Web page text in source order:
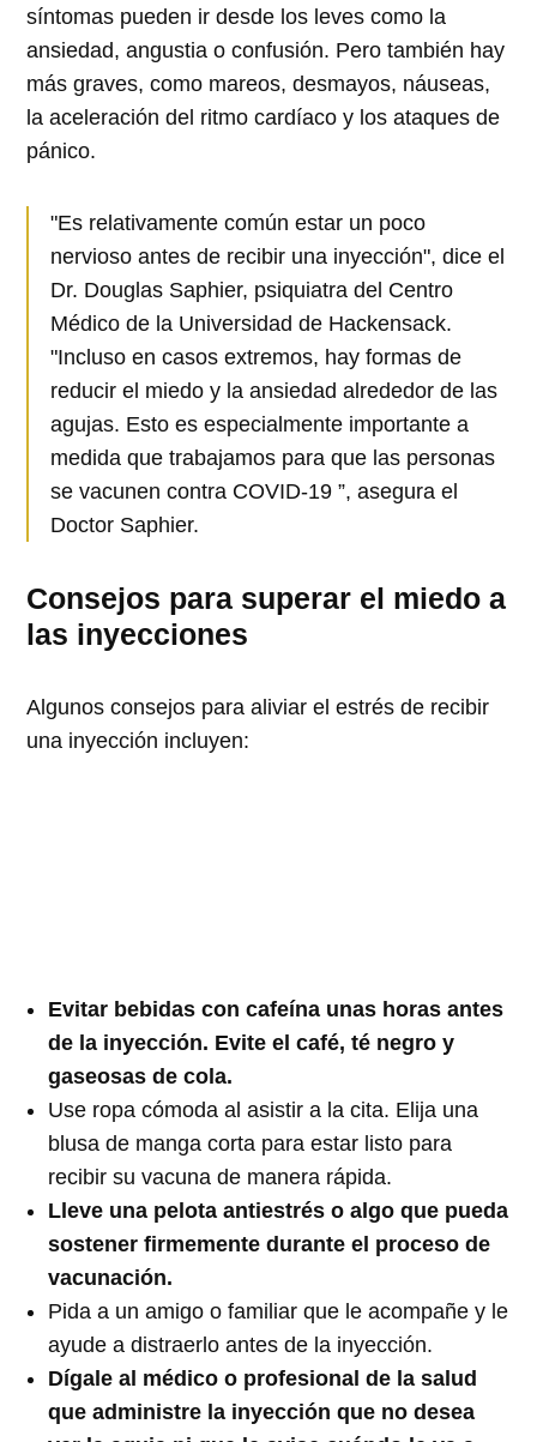
síntomas pueden ir desde los leves como la
ansiedad, angustia o confusión. Pero también hay
más graves, como mareos, desmayos, náuseas,
la aceleración del ritmo cardíaco y los ataques de
pánico.
"Es relativamente común estar un poco
nervioso antes de recibir una inyección", dice el
Dr. Douglas Saphier, psiquiatra del Centro
Médico de la Universidad de Hackensack.
"Incluso en casos extremos, hay formas de
reducir el miedo y la ansiedad alrededor de las
agujas. Esto es especialmente importante a
medida que trabajamos para que las personas
se vacunen contra COVID-19 ”, asegura el
Doctor Saphier.
Consejos para superar el miedo a
las inyecciones
Algunos consejos para aliviar el estrés de recibir
una inyección incluyen:
Evitar bebidas con cafeína unas horas antes
de la inyección. Evite el café, té negro y
gaseosas de cola.
Use ropa cómoda al asistir a la cita. Elija una
blusa de manga corta para estar listo para
recibir su vacuna de manera rápida.
Lleve una pelota antiestrés o algo que pueda
sostener firmemente durante el proceso de
vacunación.
Pida a un amigo o familiar que le acompañe y le
ayude a distraerlo antes de la inyección.
Dígale al médico o profesional de la salud
que administre la inyección que no desea